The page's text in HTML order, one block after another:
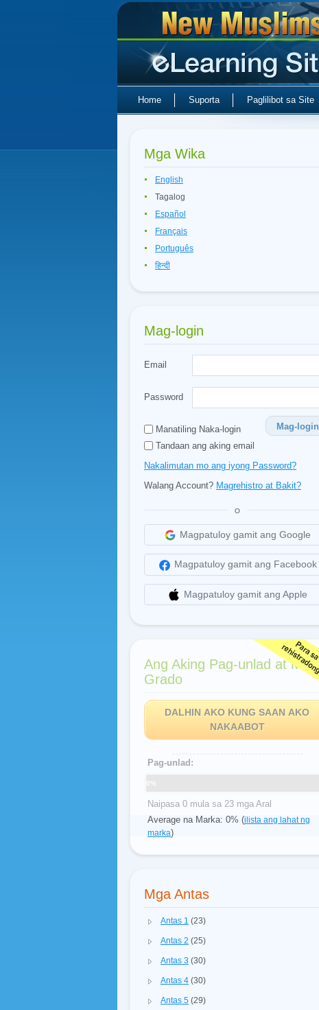
Home Suporta Paglilibot sa Site
Mga Wika
English
Tagalog
Español
Français
Português
हिन्दी
Mag-login
Email
Password
Manatiling Naka-login
Mag-login
Tandaan ang aking email
Nakalimutan mo ang iyong Password?
Walang Account? Magrehistro at Bakit?
O
Magpatuloy gamit ang Google
Magpatuloy gamit ang Facebook
Magpatuloy gamit ang Apple
Ang Aking Pag-unlad at Mga
Grado
DALHIN AKO KUNG SAAN AKO
NAKAABOT
Pag-unlad:
0%
Naipasa 0 mula sa 23 mga Aral
Average na Marka: 0% (ilista ang lahat ng
marka)
Mga Antas
Antas 1 (23)
Antas 2 (25)
Antas 3 (30)
Antas 4 (30)
Antas 5 (29)